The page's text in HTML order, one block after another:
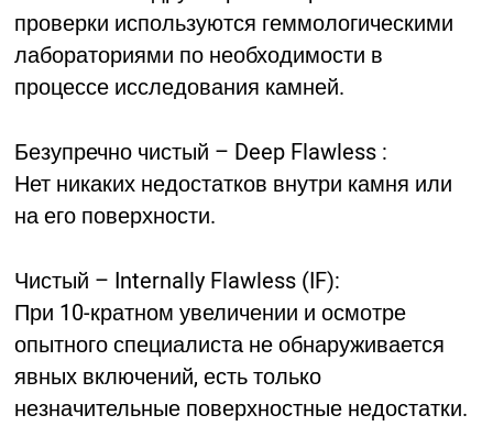
проверки используются геммологическими
лабораториями по необходимости в
процессе исследования камней.
Безупречно чистый – Deep Flawless :
Нет никаких недостатков внутри камня или
на его поверхности.
Чистый – Internally Flawless (IF):
При 10-кратном увеличении и осмотре
опытного специалиста не обнаруживается
явных включений, есть только
незначительные поверхностные недостатки.